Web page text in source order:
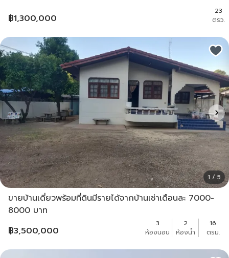
฿1,300,000
23
ตรว.
1 / 5
ขายบ้านเดี่ยวพร้อมที่ดินมีรายได้จากบ้านเช่าเดือนละ 7000-
8000 บาท
฿3,500,000
3
ห้องนอน
2
ห้องน้ำ
16
ตรม.